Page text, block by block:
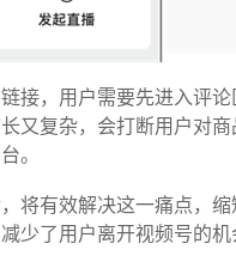
接，用户需要先进入评
又复杂，会打断用户对
。
将有效解决这一痛点，
少了用户离开视频号的机